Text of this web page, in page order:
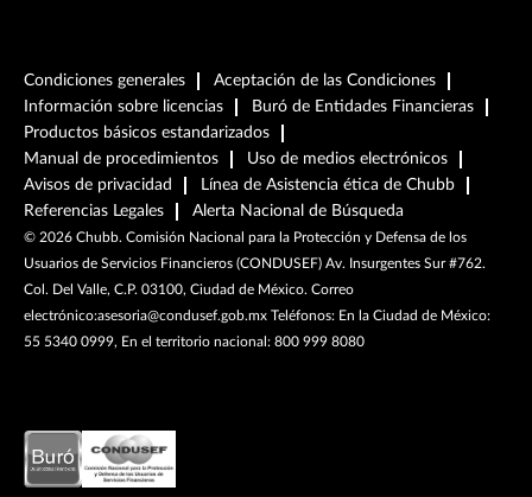
Condiciones generales
Aceptación de las Condiciones
Información sobre licencias
Buró de Entidades Financieras
Productos básicos estandarizados
Manual de procedimientos
Uso de medios electrónicos
Avisos de privacidad
Línea de Asistencia ética de Chubb
Referencias Legales
Alerta Nacional de Búsqueda
© 2026 Chubb. Comisión Nacional para la Protección y Defensa de los
Usuarios de Servicios Financieros (CONDUSEF) Av. Insurgentes Sur #762.
Col. Del Valle, C.P. 03100, Ciudad de México. Correo
electrónico:asesoria@condusef.gob.mx Teléfonos: En la Ciudad de México:
55 5340 0999, En el territorio nacional: 800 999 8080